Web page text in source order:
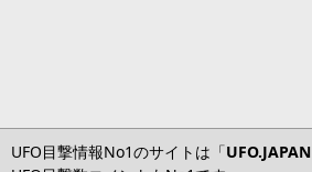
UFO目撃情報No1のサイトは「UFO.JAPAN